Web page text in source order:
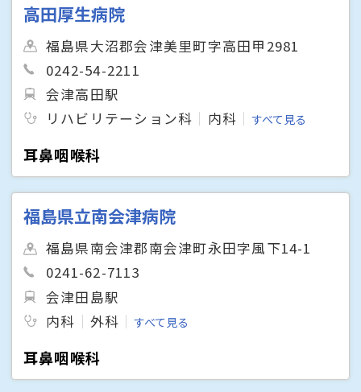
高田厚生病院
福島県大沼郡会津美里町字高田甲2981
0242-54-2211
会津高田駅
リハビリテーション科
内科 すべて見る
耳鼻咽喉科
福島県立南会津病院
福島県南会津郡南会津町永田字風下14-1
0241-62-7113
会津田島駅
内科
外科 すべて見る
耳鼻咽喉科